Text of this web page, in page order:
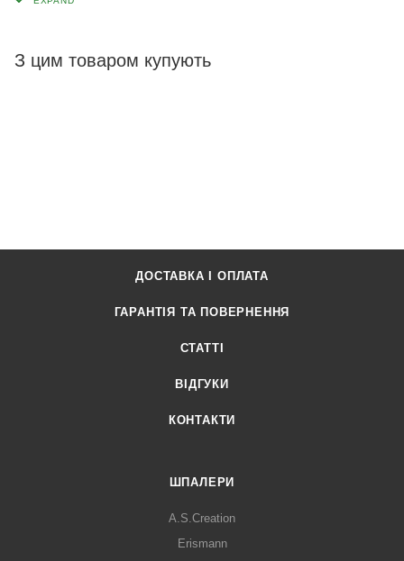
З цим товаром купують
ДОСТАВКА І ОПЛАТА
ГАРАНТІЯ ТА ПОВЕРНЕННЯ
СТАТТІ
ВІДГУКИ
КОНТАКТИ
ШПАЛЕРИ
A.S.Creation
Erismann